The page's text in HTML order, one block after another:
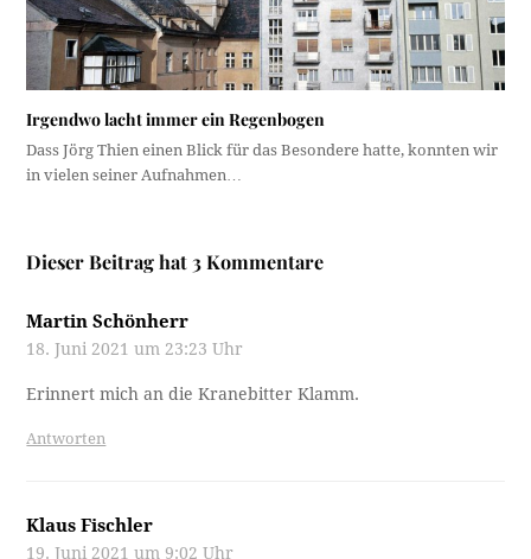
Irgendwo lacht immer ein Regenbogen
Dass Jörg Thien einen Blick für das Besondere hatte, konnten wir
in vielen seiner Aufnahmen…
Dieser Beitrag hat 3 Kommentare
Martin Schönherr
18. Juni 2021 um 23:23 Uhr
Erinnert mich an die Kranebitter Klamm.
Antworten
Klaus Fischler
19. Juni 2021 um 9:02 Uhr